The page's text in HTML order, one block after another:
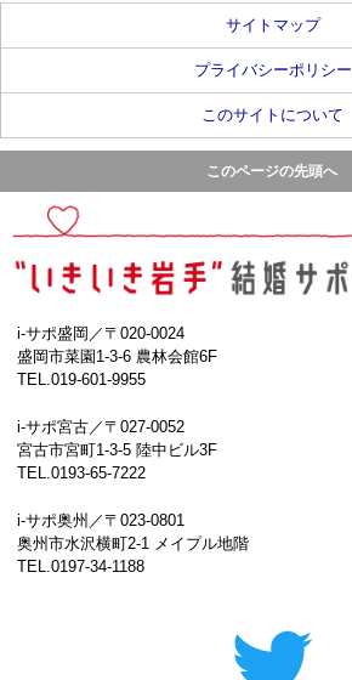
サイトマップ
プライバシーポリシー
このサイトについて
このページの先頭へ
i-サポ盛岡／〒020-0024
盛岡市菜園1-3-6 農林会館6F
TEL.019-601-9955
i-サポ宮古／〒027-0052
宮古市宮町1-3-5 陸中ビル3F
TEL.0193-65-7222
i-サポ奥州／〒023-0801
奥州市水沢横町2-1 メイプル地階
TEL.0197-34-1188